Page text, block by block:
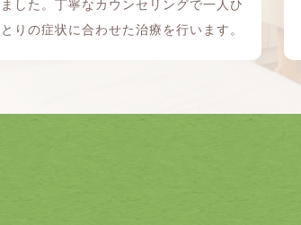
ました。丁寧なカウンセリングで一人ひ
とりの症状に合わせた治療を行います。